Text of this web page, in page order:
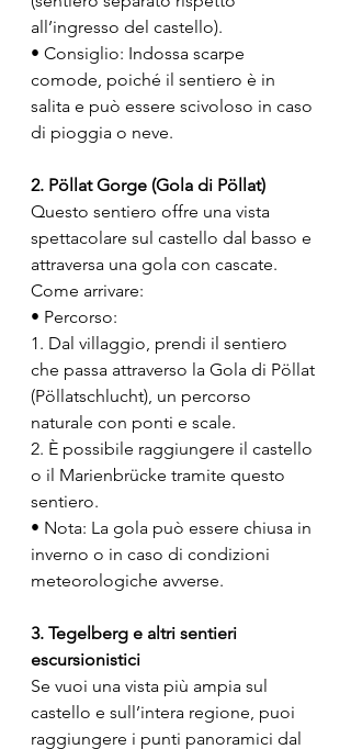
all’ingresso del castello).
• Consiglio: Indossa scarpe
comode, poiché il sentiero è in
salita e può essere scivoloso in caso
di pioggia o neve.
2. Pöllat Gorge (Gola di Pöllat)
Questo sentiero offre una vista
spettacolare sul castello dal basso e
attraversa una gola con cascate.
Come arrivare:
• Percorso:
1. Dal villaggio, prendi il sentiero
che passa attraverso la Gola di Pöllat
(Pöllatschlucht), un percorso
naturale con ponti e scale.
2. È possibile raggiungere il castello
o il Marienbrücke tramite questo
sentiero.
• Nota: La gola può essere chiusa in
inverno o in caso di condizioni
meteorologiche avverse.
3. Tegelberg e altri sentieri
escursionistici
Se vuoi una vista più ampia sul
castello e sull’intera regione, puoi
raggiungere i punti panoramici dal